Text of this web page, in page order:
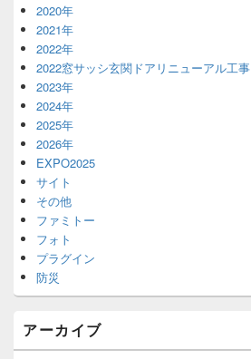
2020年
2021年
2022年
2022窓サッシ玄関ドアリニューアル工事
2023年
2024年
2025年
2026年
EXPO2025
サイト
その他
ファミトー
フォト
プラグイン
防災
アーカイブ